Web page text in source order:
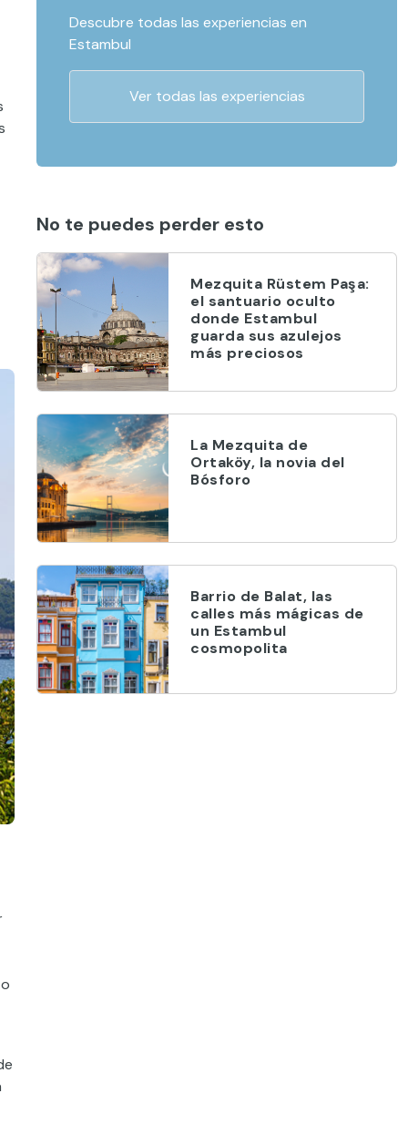
Descubre todas las experiencias en
Estambul
Ver todas las experiencias
No te puedes perder esto
Mezquita Rüstem Paşa:
el santuario oculto
donde Estambul
guarda sus azulejos
más preciosos
La Mezquita de
Ortaköy, la novia del
Bósforo
Barrio de Balat, las
calles más mágicas de
un Estambul
cosmopolita